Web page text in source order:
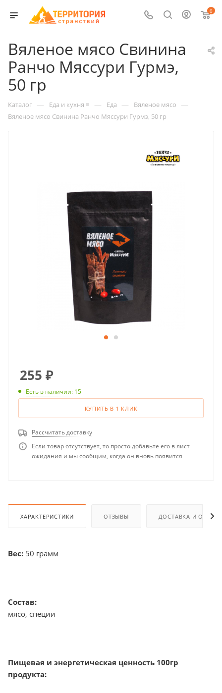
0
Вяленое мясо Свинина
Ранчо Мяссури Гурмэ,
50 гр
Каталог — Еда и кухня ≡ — Еда — Вяленое мясо —
Вяленое мясо Свинина Ранчо Мяссури Гурмэ, 50 гр
255 ₽
Есть в наличии: 15
КУПИТЬ В 1 КЛИК
Рассчитать доставку
Если товар отсутствует, то просто добавьте его в лист
ожидания и мы сообщим, когда он вновь появится
ХАРАКТЕРИСТИКИ ОТЗЫВЫ ДОСТАВКА И
Вес: 50 грамм
Состав:
мясо, специи
Пищевая и энергетическая ценность 100гр
продукта: